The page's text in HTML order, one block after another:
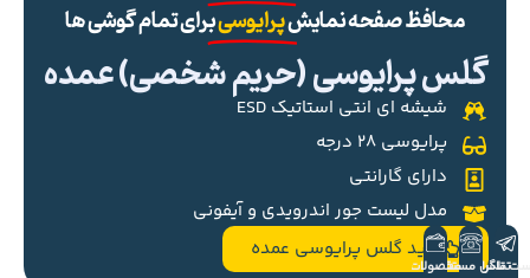
محافظ صفحه نمایشپرایوسیبرای تمام گوشی ها
گلس پرایوسی (حریم شخصی) عمده
شیشه ای انتی استاتیک ESD
پرایوسی ۲۸ درجه
دارای گارانتی
مدل لیست جور اندرویدی و آیفونی
خرید گلس پرایوسی عمده
تلگرام
تماس مستقیم
محصولات